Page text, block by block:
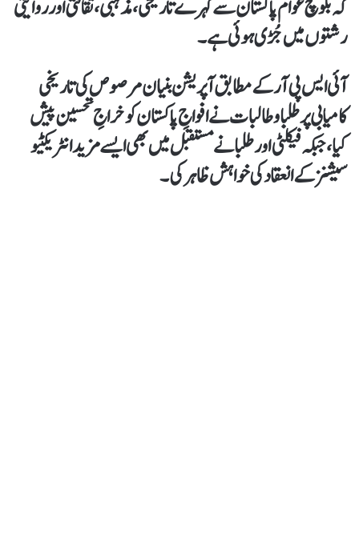
کہ بلوچ عوام پاکستان سے گہرے تاریخی، مذہبی، ثقافتی اور روایتی
رشتوں میں جُڑی ہوئی ہے۔
آئی ایس پی آر کے مطابق آپریشن بنیان مرصوص کی تاریخی
کامیابی پر طلبا و طالبات نے افواجِ پاکستان کو خراجِ تحسین پیش
کیا، جبکہ فیکلٹی اور طلبا نے مستقبل میں بھی ایسے مزید انٹریکٹیو
سیشنز کے انعقاد کی خواہش ظاہر کی۔